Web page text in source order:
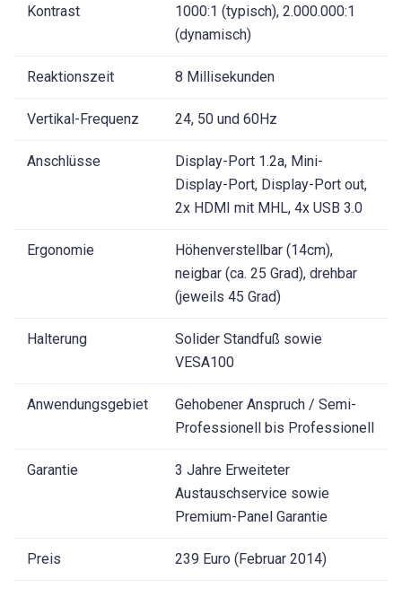
Kontrast
1000:1 (typisch), 2.000.000:1
(dynamisch)
Reaktionszeit 8 Millisekunden
Vertikal-Frequenz 24, 50 und 60Hz
Anschlüsse
Display-Port 1.2a, Mini-
Display-Port, Display-Port out,
2x HDMI mit MHL, 4x USB 3.0
Ergonomie
Höhenverstellbar (14cm),
neigbar (ca. 25 Grad), drehbar
(jeweils 45 Grad)
Halterung
Solider Standfuß sowie
VESA100
Anwendungsgebiet
Gehobener Anspruch / Semi-
Professionell bis Professionell
Garantie
3 Jahre Erweiteter
Austauschservice sowie
Premium-Panel Garantie
Preis 239 Euro (Februar 2014)